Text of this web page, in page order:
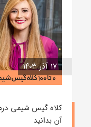
۱۷ آذر ۱۴۰۳
کلاه گیس شیمی
آن بدانید